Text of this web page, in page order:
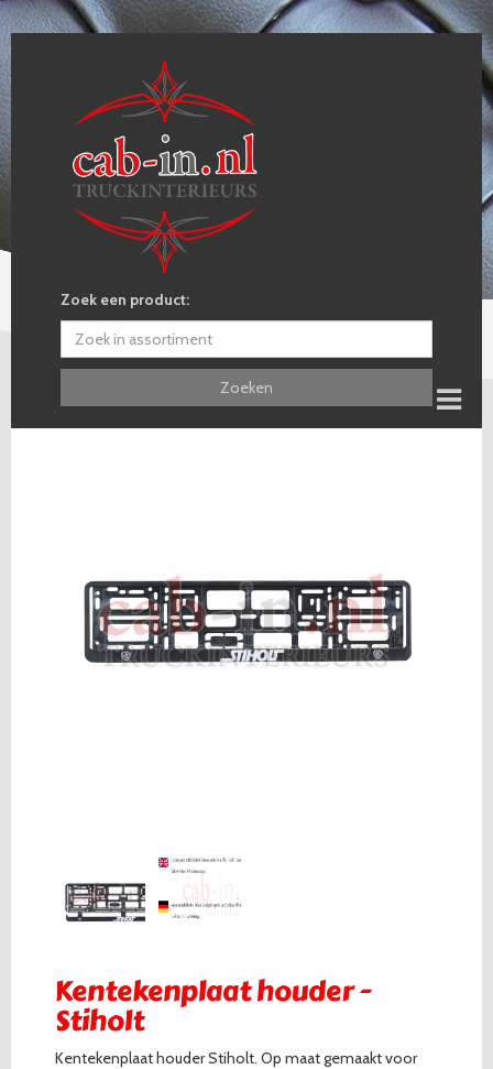
Zoek een product:
Zoeken
Kentekenplaat houder -
Stiholt
Kentekenplaat houder Stiholt. Op maat gemaakt voor